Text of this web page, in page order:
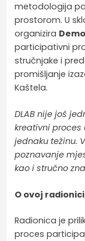
metodologija
prostorom. U
organizira
participativni
stručnjake i
promišljanje
Kaštela.
DLAB nije još
kreativni
jednaku težinu.
poznavanje
kao i stručno
O ovoj radionici
Radionica je
proces